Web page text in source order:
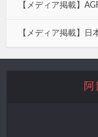
【メディア掲載】
【メディア掲載】日